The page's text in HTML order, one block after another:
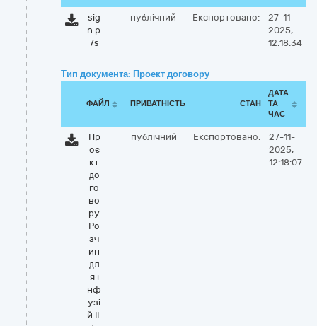
sig
n.p
7s
публічний Експортовано:
27-11-
2025,
12:18:34
Тип документа: Проект договору
ФАЙЛ ПРИВАТНІСТЬ СТАН
ДАТА
ТА
ЧАС
Пр
оє
кт
до
го
во
ру
Ро
зч
ин
дл
я і
нф
узі
й ІІ.
публічний Експортовано:
27-11-
2025,
12:18:07